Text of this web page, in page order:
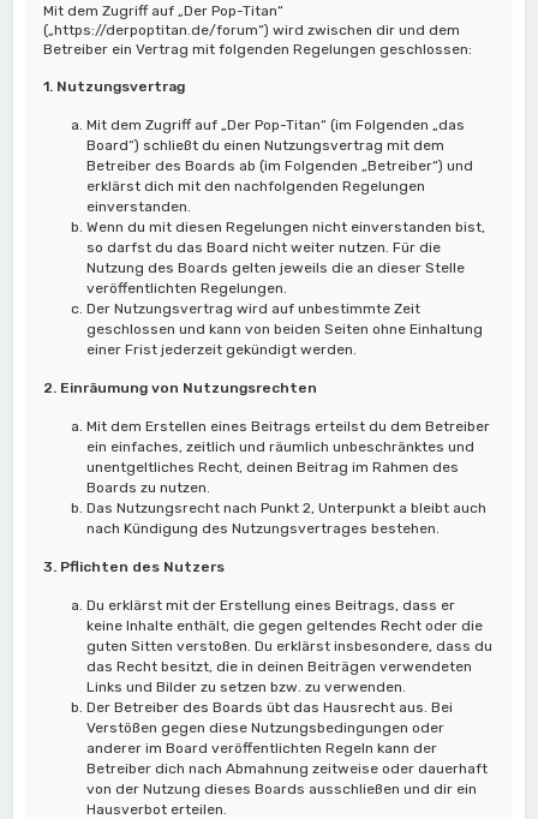
Mit dem Zugriff auf „Der Pop-Titan“
(„https://derpoptitan.de/forum“) wird zwischen dir und dem
Betreiber ein Vertrag mit folgenden Regelungen geschlossen:
1. Nutzungsvertrag
Mit dem Zugriff auf „Der Pop-Titan“ (im Folgenden „das
Board“) schließt du einen Nutzungsvertrag mit dem
Betreiber des Boards ab (im Folgenden „Betreiber“) und
erklärst dich mit den nachfolgenden Regelungen
einverstanden.
Wenn du mit diesen Regelungen nicht einverstanden bist,
so darfst du das Board nicht weiter nutzen. Für die
Nutzung des Boards gelten jeweils die an dieser Stelle
veröffentlichten Regelungen.
Der Nutzungsvertrag wird auf unbestimmte Zeit
geschlossen und kann von beiden Seiten ohne Einhaltung
einer Frist jederzeit gekündigt werden.
2. Einräumung von Nutzungsrechten
Mit dem Erstellen eines Beitrags erteilst du dem Betreiber
ein einfaches, zeitlich und räumlich unbeschränktes und
unentgeltliches Recht, deinen Beitrag im Rahmen des
Boards zu nutzen.
Das Nutzungsrecht nach Punkt 2, Unterpunkt a bleibt auch
nach Kündigung des Nutzungsvertrages bestehen.
3. Pflichten des Nutzers
Du erklärst mit der Erstellung eines Beitrags, dass er
keine Inhalte enthält, die gegen geltendes Recht oder die
guten Sitten verstoßen. Du erklärst insbesondere, dass du
das Recht besitzt, die in deinen Beiträgen verwendeten
Links und Bilder zu setzen bzw. zu verwenden.
Der Betreiber des Boards übt das Hausrecht aus. Bei
Verstößen gegen diese Nutzungsbedingungen oder
anderer im Board veröffentlichten Regeln kann der
Betreiber dich nach Abmahnung zeitweise oder dauerhaft
von der Nutzung dieses Boards ausschließen und dir ein
Hausverbot erteilen.